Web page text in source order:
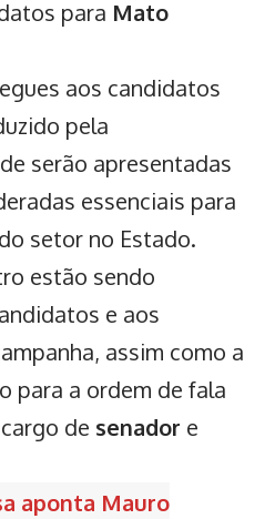
para Mato
aos candidatos
pela
serão apresentadas
essenciais para
setor no Estado.
estão sendo
e aos
assim como a
para a ordem de fala
de senador e
aponta Mauro